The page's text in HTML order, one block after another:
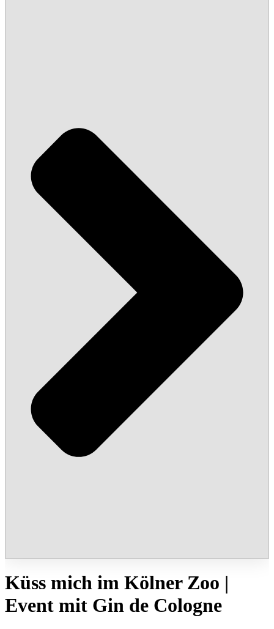
Küss mich im Kölner Zoo |
Event mit Gin de Cologne